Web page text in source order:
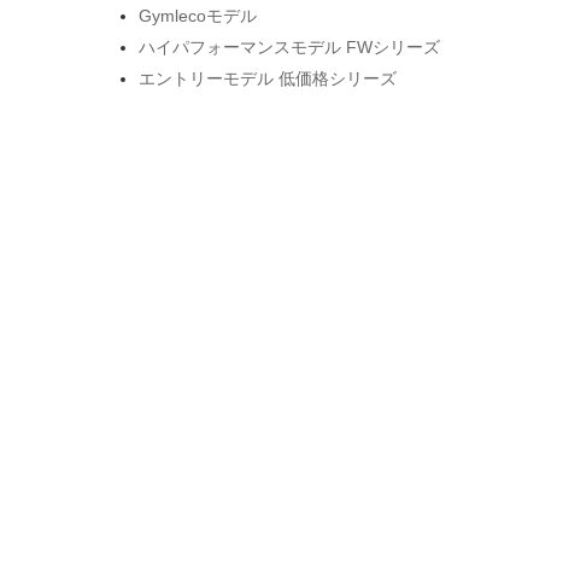
Gymlecoモデル
ハイパフォーマンスモデル FWシリーズ
エントリーモデル 低価格シリーズ